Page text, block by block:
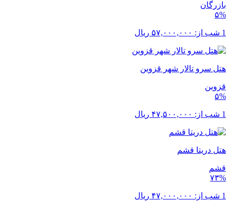
بازرگان
۵%
1 شب از: ۵۷,۰۰۰,۰۰۰ ریال
هتل سرو تالار شهر قزوین
قزوین
۵%
1 شب از: ۴۷,۵۰۰,۰۰۰ ریال
هتل دریتا قشم
قشم
۷۳%
1 شب از: ۴۷,۰۰۰,۰۰۰ ریال